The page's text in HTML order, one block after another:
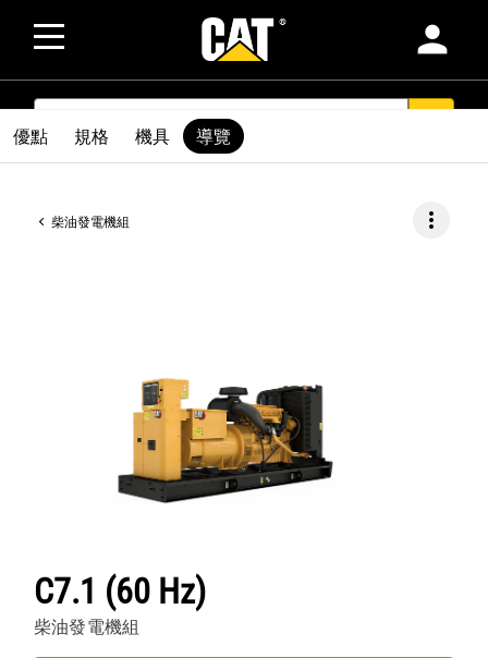
person
SEARCH
柴油發電機組 more_vert
C7.1 (60 Hz)
柴油發電機組
優點 規格 機具 導覽